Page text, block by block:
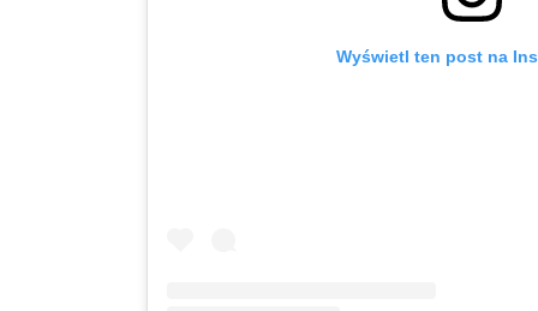
Wyświetl ten post na